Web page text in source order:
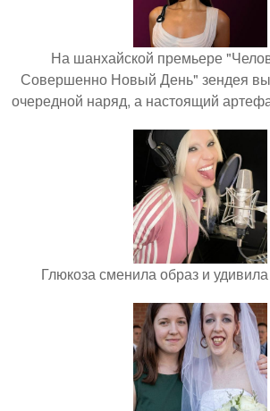
На шанхайской премьере
Совершенно Новый День" зендея
очередной наряд, а настоящий
Глюкоза сменила образ и